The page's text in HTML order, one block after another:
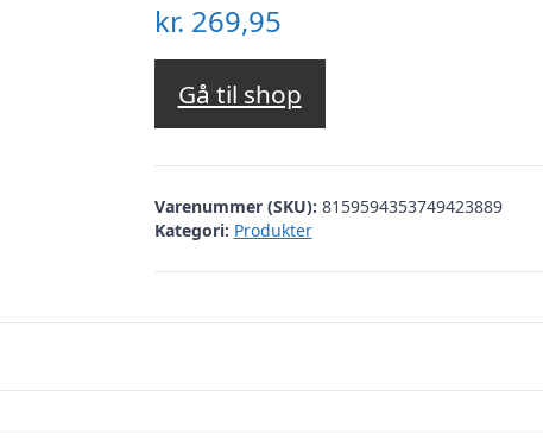
kr. 269,95
Gå til shop
Varenummer (SKU): 8159594353749423889
Kategori: Produkter